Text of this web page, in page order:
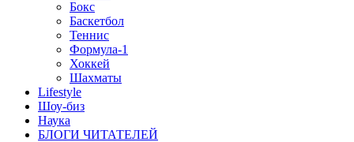
Бокс
Баскетбол
Теннис
Формула-1
Хоккей
Шахматы
Lifestyle
Шоу-биз
Наука
БЛОГИ ЧИТАТЕЛЕЙ